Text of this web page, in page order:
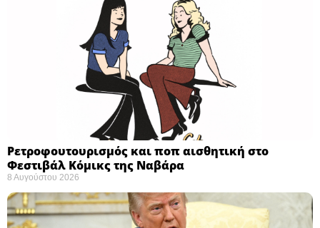
Ρετροφουτουρισμός και ποπ αισθητική στο
Φεστιβάλ Κόμικς της Ναβάρα ​
8 Αυγούστου 2026